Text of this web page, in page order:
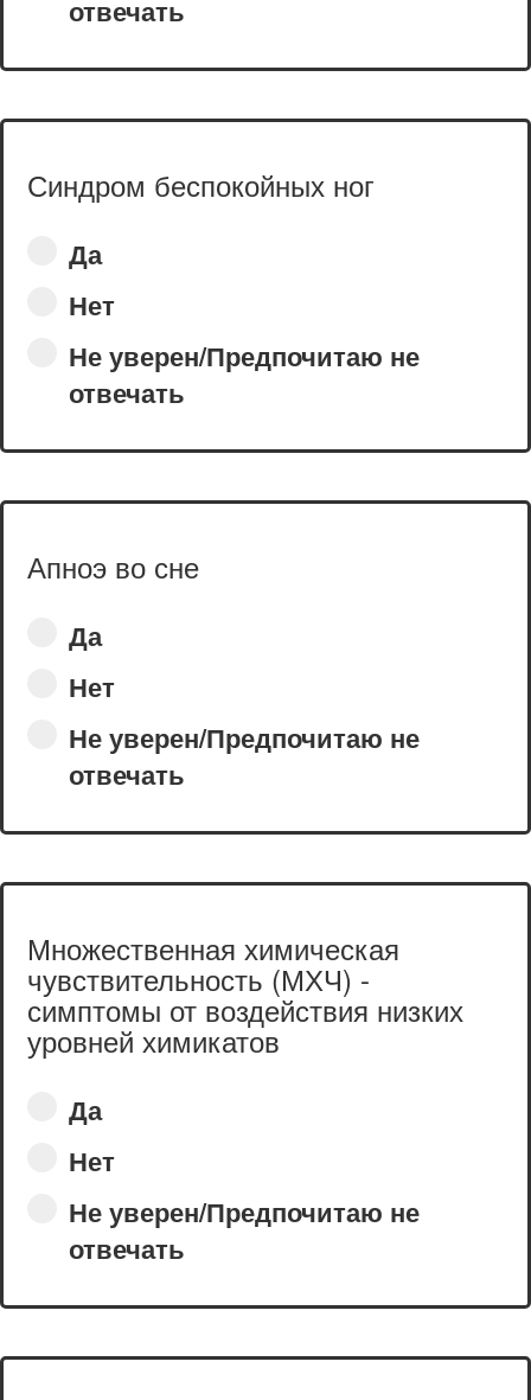
отвечать
Синдром беспокойных ног
Да
Нет
Не уверен/Предпочитаю не
отвечать
Апноэ во сне
Да
Нет
Не уверен/Предпочитаю не
отвечать
Множественная химическая
чувствительность (МХЧ) -
симптомы от воздействия низких
уровней химикатов
Да
Нет
Не уверен/Предпочитаю не
отвечать